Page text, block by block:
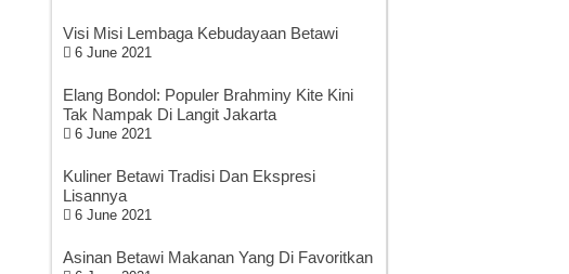
Visi Misi Lembaga Kebudayaan Betawi
6 June 2021
Elang Bondol: Populer Brahminy Kite Kini
Tak Nampak Di Langit Jakarta
6 June 2021
Kuliner Betawi Tradisi Dan Ekspresi
Lisannya
6 June 2021
Asinan Betawi Makanan Yang Di Favoritkan